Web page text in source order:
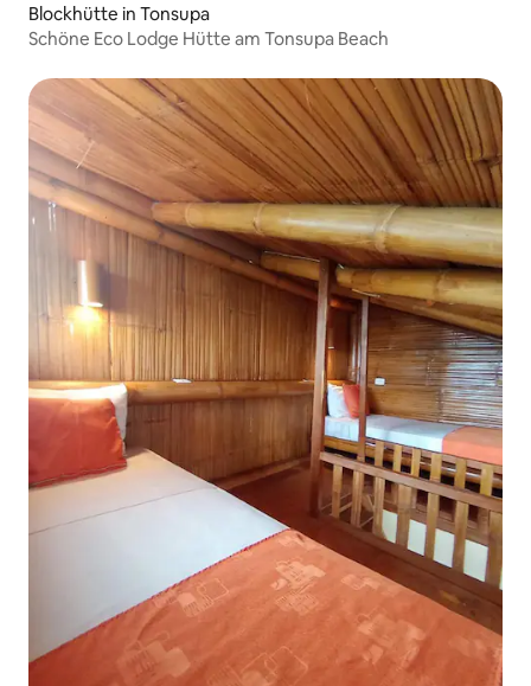
Blockhütte in Tonsupa
Schöne Eco Lodge Hütte am Tonsupa Beach